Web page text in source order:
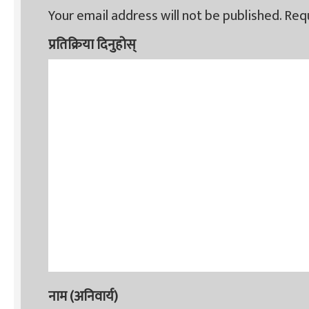
Your email address will not be published.
प्रतिक्रिया दिनुहोस्
नाम (अनिवार्य)